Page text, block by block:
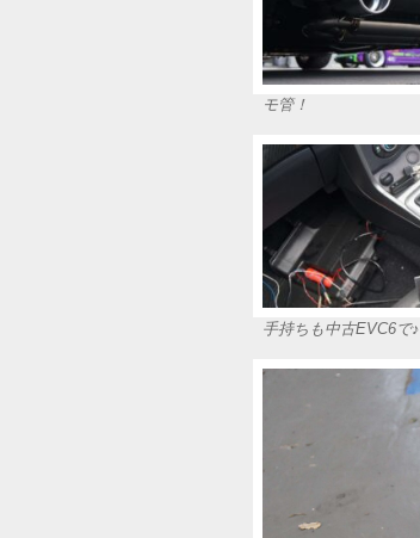
モ管！
手持ちも中古EVC6で♪